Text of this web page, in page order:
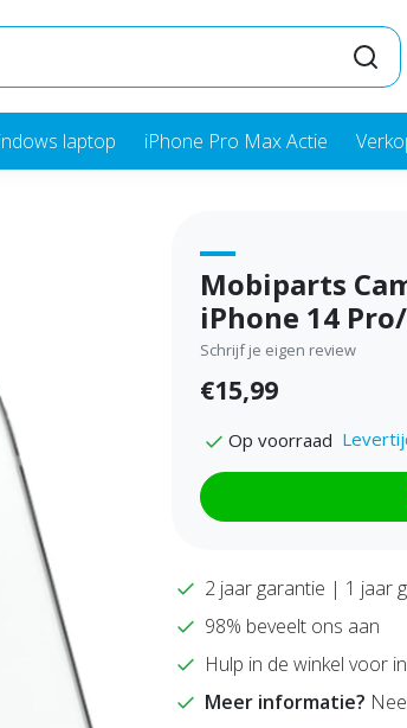
laptop iPhone Pro Max Actie
Mobiparts
iPhone 14
Schrijf je eigen review
€15,99
Op voorraad
2 jaar garantie | 1 jaar
98% beveelt ons aan
Hulp in de winkel voor
Meer informatie?